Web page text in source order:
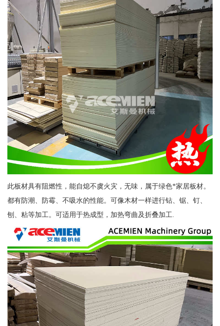
此板材具有阻燃性，能自熄不虞火灾，无味，属于绿色*家居板材。
都有防潮、防霉、不吸水的性能。可像木材一样进行钻、锯、钉、
刨、粘等加工。可适用于热成型，加热弯曲及折叠加工.